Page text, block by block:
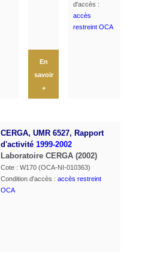
d'accès :
accès
restreint OCA
En
savoir
+
CERGA, UMR 6527, Rapport
d'activité 1999-2002
Laboratoire CERGA (2002)
Cote : W170 (OCA-NI-010363)
Condition d'accès : accès restreint
OCA